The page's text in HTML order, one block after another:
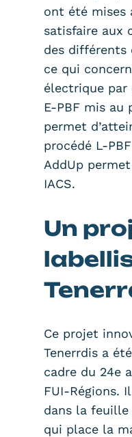
ont été mises
satisfaire aux
des différents
ce qui
électrique par
E-PBF mis au
permet
procédé L-
AddUp
IACS.
Un
Ce projet
Tenerrdis a
cadre du 24e
FUI-Régions.
dans la feuille
qui place la